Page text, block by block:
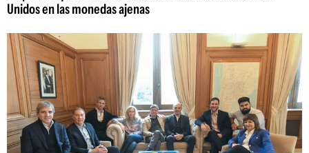
Unidos en las monedas ajenas